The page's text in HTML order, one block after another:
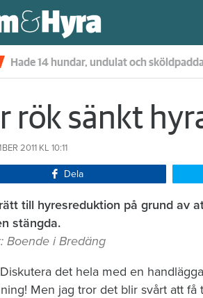
Kompisdealen blev verklighet – 40 år
rök sänkt
2011 KL 10:11
Dela
till hyresreduktion på grund av
stängda.
Boende i Bredäng
det hela med en
Men jag tror det blir svårt att få